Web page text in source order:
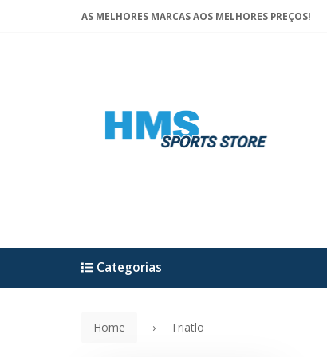
AS MELHORES MARCAS AOS MELHORES PREÇOS!
Categorias
Home Triatlo